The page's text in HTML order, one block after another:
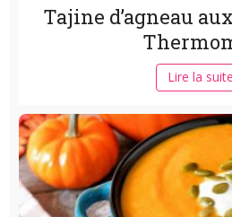
Tajine d’agneau
Lire la suite